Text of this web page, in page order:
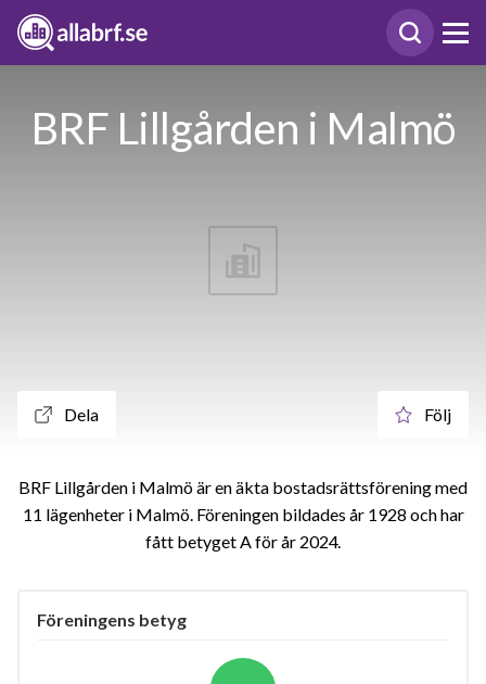
BRF Lillgården i Malmö
Dela Följ
BRF Lillgården i Malmö är en äkta bostadsrättsförening med
11 lägenheter i Malmö. Föreningen bildades år 1928 och har
fått betyget A för år 2024
Föreningens betyg